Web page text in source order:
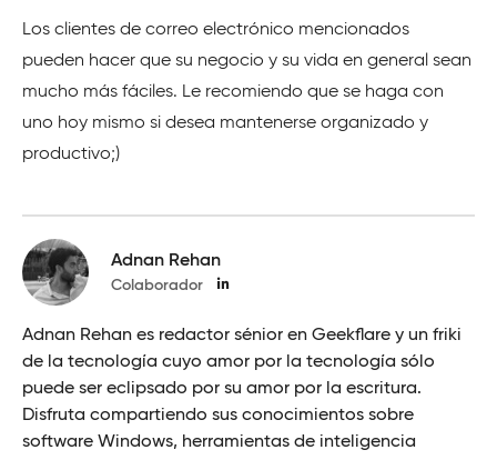
Los clientes de correo electrónico mencionados
pueden hacer que su negocio y su vida en general sean
mucho más fáciles. Le recomiendo que se haga con
uno hoy mismo si desea mantenerse organizado y
productivo;)
Adnan Rehan
Colaborador
Adnan Rehan es redactor sénior en Geekflare y un friki
de la tecnología cuyo amor por la tecnología sólo
puede ser eclipsado por su amor por la escritura.
Disfruta compartiendo sus conocimientos sobre
software Windows, herramientas de inteligencia